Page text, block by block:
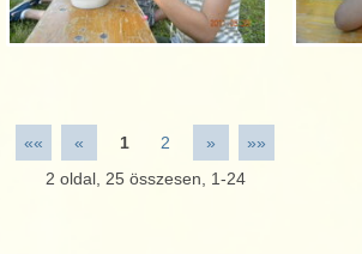
«« « 1 2 »
»»
2 oldal, 25 összesen, 1-24